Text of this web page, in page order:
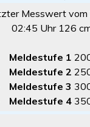
Messwert vom
02:45 Uhr 126
Meldestufe 1
Meldestufe 2
Meldestufe 3
Meldestufe 4